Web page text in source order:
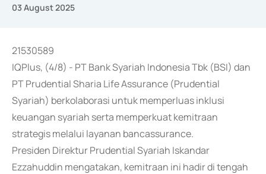
03 August 2025
21530589
IQPlus, (4/8) - PT Bank Syariah Indonesia Tbk (BSI) dan
PT Prudential Sharia Life Assurance (Prudential
Syariah) berkolaborasi untuk memperluas inklusi
keuangan syariah serta memperkuat kemitraan
strategis melalui layanan bancassurance.
Presiden Direktur Prudential Syariah Iskandar
Ezzahuddin mengatakan, kemitraan ini hadir di tengah